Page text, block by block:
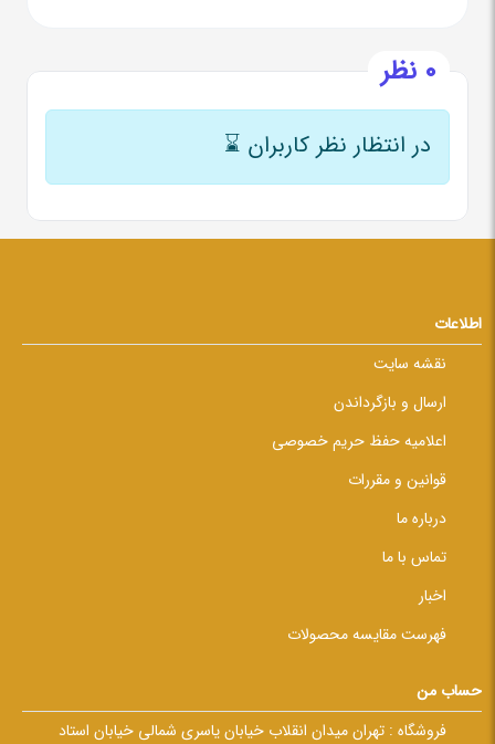
0 نظر
در انتظار نظر کاربران ⌛
اطلاعات
نقشه سایت
ارسال و بازگرداندن
اعلامیه حفظ حریم خصوصی
قوانین و مقررات
درباره ما
تماس با ما
اخبار
فهرست مقایسه محصولات
حساب من
فروشگاه : تهران میدان انقلاب خیابان یاسری شمالی خیابان استاد